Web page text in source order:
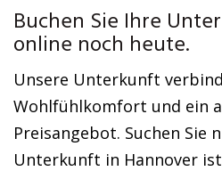
Buchen Sie Ihre
online noch heute.
Unsere Unterkunft
Wohlfühlkomfort und ein
Preisangebot. Suchen Sie
Unterkunft in Hannover